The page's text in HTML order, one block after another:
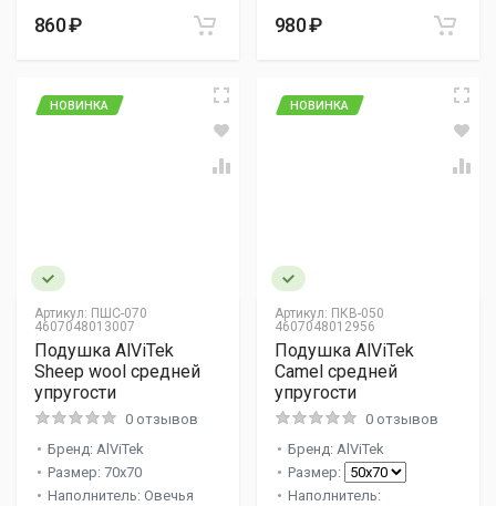
860 ₽ 980 ₽
Артикул: ПШС-070
4607048013007
НОВИНКА
Подушка AlViTek
Sheep wool средней
упругости
0 отзывов
Бренд: AlViTek
Размер: 70x70
Наполнитель: Овечья
Артикул: ПКВ-050
4607048012956
НОВИНКА
Подушка AlViTek
Camel средней
упругости
0 отзывов
Бренд: AlViTek
Размер:
Наполнитель: